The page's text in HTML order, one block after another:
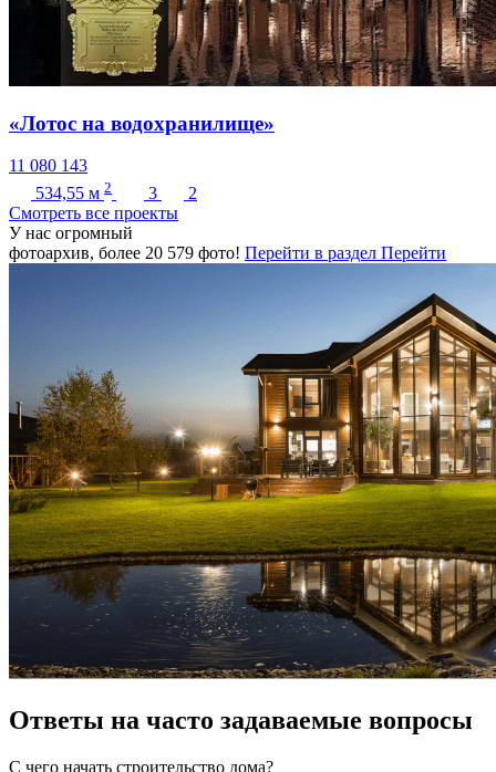
«Лотос на водохранилище»
11 080 143
534,55 м 2 3
2
Cмотреть все проекты
У нас огромный
фотоархив, более 20 579 фото! Перейти в раздел Перейти
Ответы на часто задаваемые вопросы
С чего начать строительство дома?